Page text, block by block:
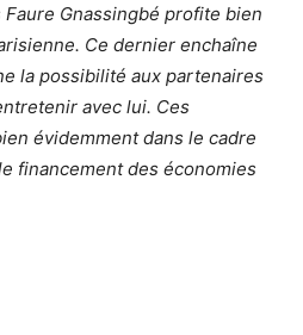
Faure Gnassingbé profite bien
Ce dernier enchaîne
la possibilité aux partenaires
avec lui. Ces
évidemment dans le cadre
financement des économies